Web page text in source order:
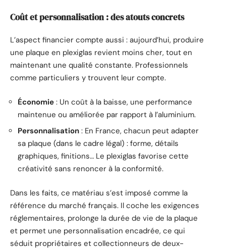
Coût et personnalisation : des atouts concrets
L’aspect financier compte aussi : aujourd’hui, produire
une plaque en plexiglas revient moins cher, tout en
maintenant une qualité constante. Professionnels
comme particuliers y trouvent leur compte.
Économie : Un coût à la baisse, une performance
maintenue ou améliorée par rapport à l’aluminium.
Personnalisation : En France, chacun peut adapter
sa plaque (dans le cadre légal) : forme, détails
graphiques, finitions… Le plexiglas favorise cette
créativité sans renoncer à la conformité.
Dans les faits, ce matériau s’est imposé comme la
référence du marché français. Il coche les exigences
réglementaires, prolonge la durée de vie de la plaque
et permet une personnalisation encadrée, ce qui
séduit propriétaires et collectionneurs de deux-